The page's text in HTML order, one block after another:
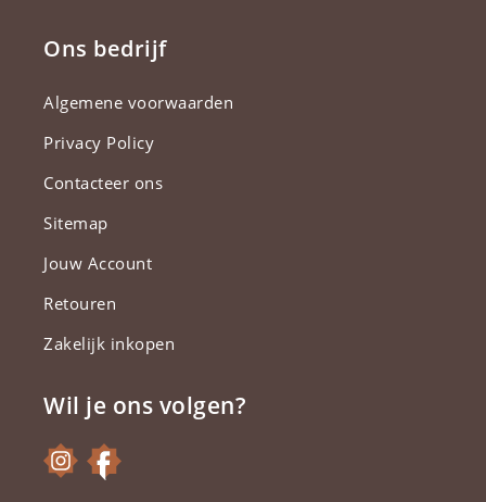
Ons bedrijf
Algemene voorwaarden
Privacy Policy
Contacteer ons
Sitemap
Jouw Account
Retouren
Zakelijk inkopen
Wil je ons volgen?